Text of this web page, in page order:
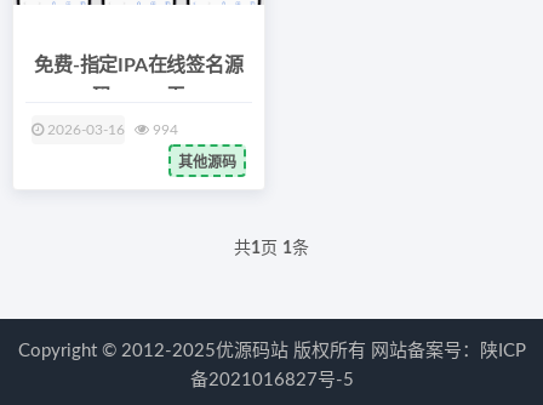
免费-指定IPA在线签名源
2026-03-16 994
其他源码
共1 页 1条
Copyright © 2012-2025优源码站 版权所有 网站备案号：
陕ICP
备2021016827号-5